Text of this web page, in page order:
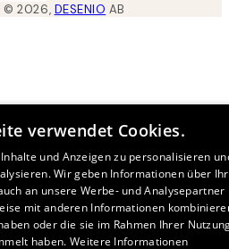
©2026, DESENIO AB
verwendet Cookies.
und Anzeigen zu personalisieren
Wir geben Informationen über
an unsere Werbe- und Analysepartner
mit anderen Informationen
oder die sie im Rahmen Ihrer
haben. Weitere Informationen